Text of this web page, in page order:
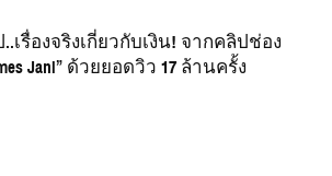
เรื่องจริงเกี่ยวกับเงิน! จากคลิปช่อง
Jani” ด้วยยอดวิว 17 ล้านครั้ง